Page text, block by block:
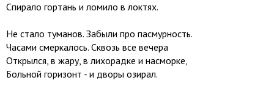
Спирало гортань и ломило в локтях.
Не стало туманов. Забыли про пасмурность.
Часами смеркалось. Сквозь все вечера
Открылся, в жару, в лихорадке и насморке,
Больной горизонт - и дворы озирал.